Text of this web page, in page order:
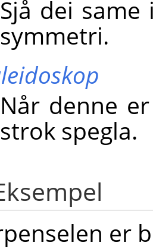
Sjå dei
symmetri.
Når denne
strok spegla.
er